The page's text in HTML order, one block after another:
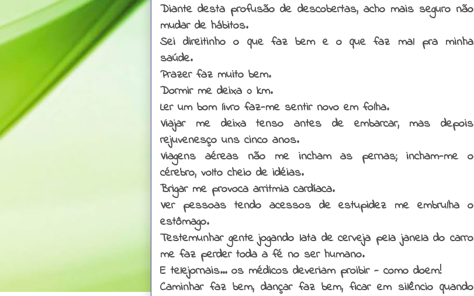
Diante desta profusão de descobertas, acho mais seguro não
mudar de hábitos.
Sei direitinho o que faz bem e o que faz mal pra minha
saúde.
Prazer faz muito bem.
Dormir me deixa 0 km.
Ler um bom livro faz-me sentir novo em folha.
Viajar me deixa tenso antes de embarcar, mas depois
rejuvenesço uns cinco anos.
Viagens aéreas não me incham as pernas; incham-me o
cérebro, volto cheio de idéias.
Brigar me provoca arritmia cardíaca.
Ver pessoas tendo acessos de estupidez me embrulha o
estômago.
Testemunhar gente jogando lata de cerveja pela janela do carro
me faz perder toda a fé no ser humano.
E telejornais... os médicos deveriam proibir - como doem!
Caminhar faz bem, dançar faz bem, ficar em silêncio quando